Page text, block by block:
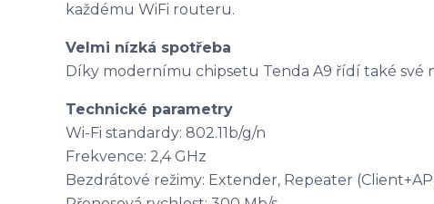
každému WiFi routeru.
Velmi nízká spotřeba
Díky modernímu chipsetu Tenda A9 řídí také své
Technické parametry
Wi-Fi standardy: 802.11b/g/n
Frekvence: 2,4 GHz
Bezdrátové režimy: Extender, Repeater